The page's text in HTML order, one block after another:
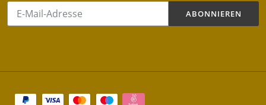
Abonnieren
unsere
ABONNIEREN
Zahlungsarten